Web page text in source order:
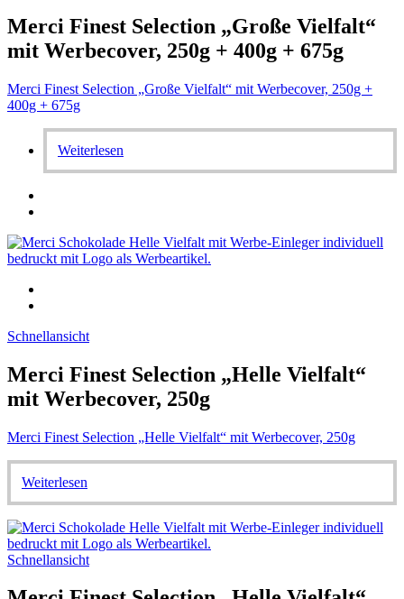
Merci Finest Selection „Große Vielfalt“
mit Werbecover, 250g + 400g + 675g
Merci Finest Selection „Große Vielfalt“ mit Werbecover, 250g +
400g + 675g
Weiterlesen
Schnellansicht
Merci Finest Selection „Helle Vielfalt“
mit Werbecover, 250g
Merci Finest Selection „Helle Vielfalt“ mit Werbecover, 250g
Weiterlesen
Schnellansicht